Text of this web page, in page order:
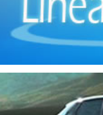
Instrumentos de Óptica(1)
Jabones
Maquinaria
Matanza de Ganado
Molinos (5)
Muebles de madera